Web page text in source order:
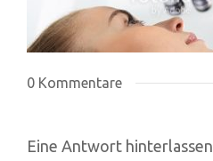
0 Kommentare
Eine Antwort hinterlassen